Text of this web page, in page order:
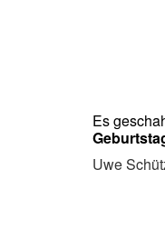
Es
Uwe